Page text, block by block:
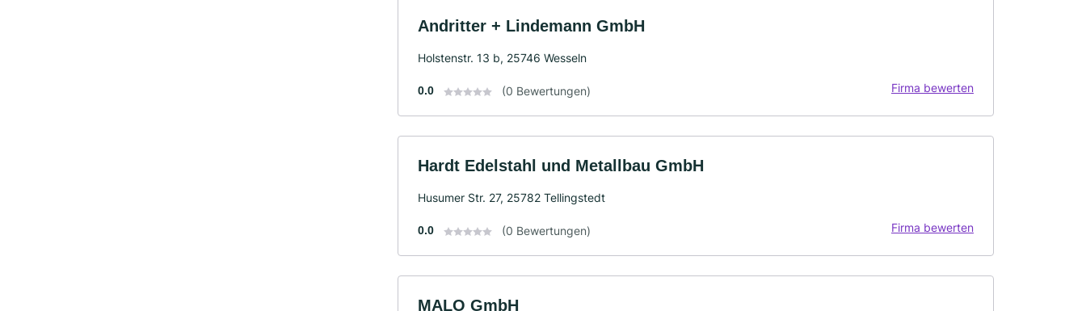
Andritter + Lindemann GmbH
Holstenstr. 13 b, 25746 Wesseln
0.0 (0 Bewertungen) Firma bewerten
Hardt Edelstahl und Metallbau GmbH
Husumer Str. 27, 25782 Tellingstedt
0.0 (0 Bewertungen) Firma bewerten
MALO GmbH